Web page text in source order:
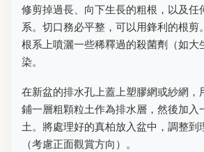
修剪掉過長、向下生長的粗根，以及任
系。切口務必平整，可以用鋒利的根剪
根系上噴灑一些稀釋過的殺菌劑（如大
染。
在新盆的排水孔上蓋上塑膠網或紗網，
鋪一層粗顆粒土作為排水層，然後加入
土。將處理好的真柏放入盆中，調整到
（考慮正面觀賞方向）。